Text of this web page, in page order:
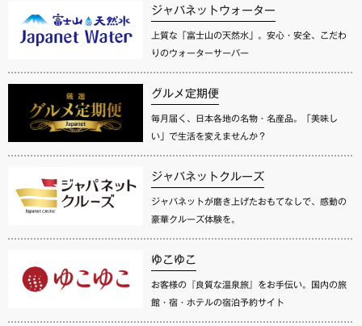
ジャパネットウォーター
上質な「富士山の天然水」。安心・安全、こだわ
りのウォーターサーバー
グルメ定期便
毎月届く、日本各地の名物・名産品。「美味し
い」で生活を変えませんか？
ジャパネットクルーズ
ジャパネットが磨き上げたおもてなしで、感動の
豪華クルーズ体験を。
ゆこゆこ
お客様の『良質な温泉旅』をお手伝い。国内の旅
館・宿・ホテルの宿泊予約サイト